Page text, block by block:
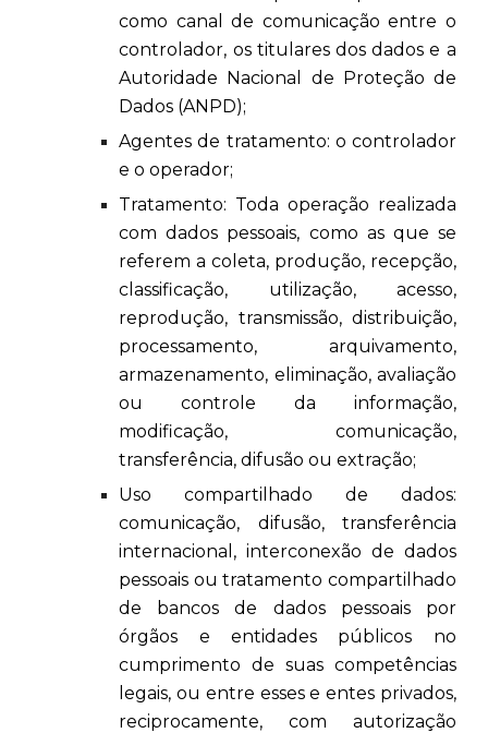
como canal de comunicação entre o
controlador, os titulares dos dados e a
Autoridade Nacional de Proteção de
Dados (ANPD);
Agentes de tratamento: o controlador
e o operador;
Tratamento: Toda operação realizada
com dados pessoais, como as que se
referem a coleta, produção, recepção,
classificação, utilização, acesso,
reprodução, transmissão, distribuição,
processamento, arquivamento,
armazenamento, eliminação, avaliação
ou controle da informação,
modificação, comunicação,
transferência, difusão ou extração;
Uso compartilhado de dados:
comunicação, difusão, transferência
internacional, interconexão de dados
pessoais ou tratamento compartilhado
de bancos de dados pessoais por
órgãos e entidades públicos no
cumprimento de suas competências
legais, ou entre esses e entes privados,
reciprocamente, com autorização